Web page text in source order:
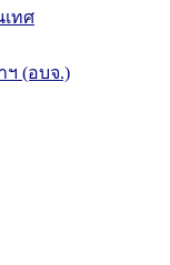
ทศ
(อบจ.)